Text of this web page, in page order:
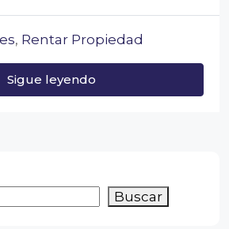
, Rentar Propiedad
Sigue leyendo
Buscar